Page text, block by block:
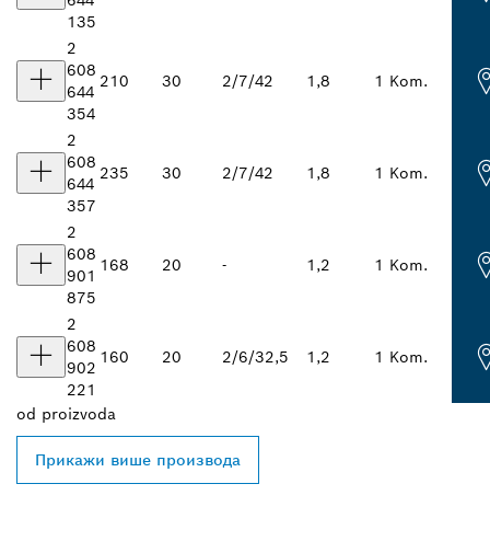
135
2
608
644
354
210 30 2/7/42 1,8 1 Kom.
2
608
644
357
235 30 2/7/42 1,8 1 Kom.
2
608
901
875
168 20 - 1,2 1 Kom.
2
608
902
221
160 20 2/6/32,5 1,2 1 Kom.
od proizvoda
Прикажи више производа